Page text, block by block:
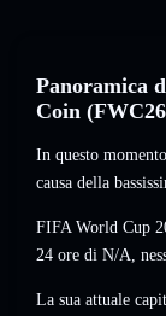
Panoramica
Coin
In questo
causa della
FIFA World Cup
24 ore di N/A,
La sua attuale